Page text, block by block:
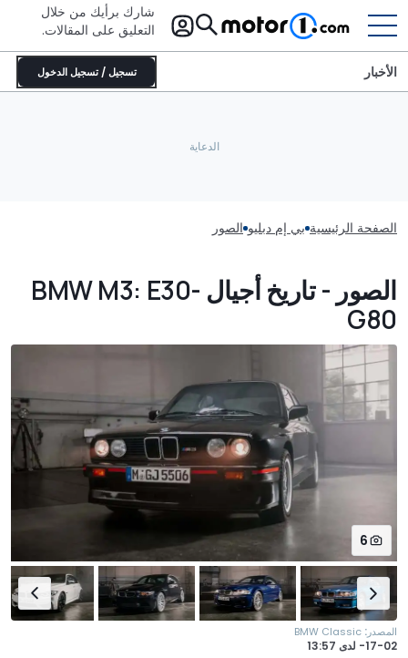
شارك برأيك من خلال
التعليق على المقالات.
تسجيل / تسجيل الدخول الأخبار
الصفحة الرئيسية بي إم دبليو الصور
الصور - تاريخ أجيال BMW M3: E30-
G80
6
المصدر:
BMW Classic
17-02- لدى